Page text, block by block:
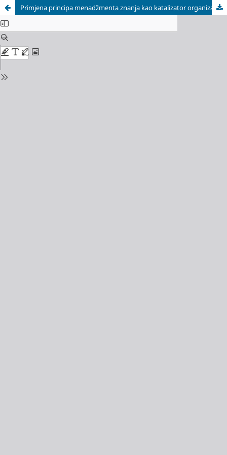
Primjena principa menadžmenta znanja kao katalizator organizacijskog poslovnog uspjeha